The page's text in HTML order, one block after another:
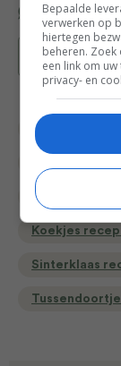
Bakken
Hollandse
Koekjes
Sinterklaas
Bepaalde
verwerken op
hiertegen
beheren. Zoek
een link om
privacy- en